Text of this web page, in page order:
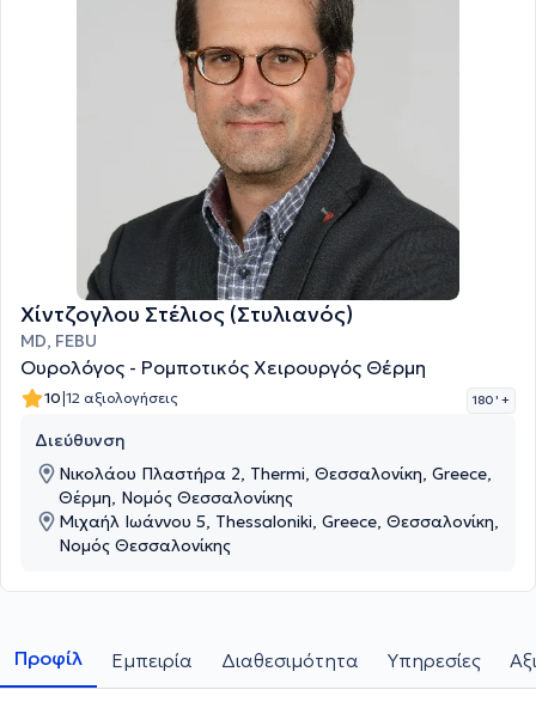
Χίντζογλου Στέλιος (Στυλιανός)
MD, FEBU
Ουρολόγος - Ρομποτικός Χειρουργός Θέρμη
10|12 αξιολογήσεις 180 ' +
Διεύθυνση
Νικολάου Πλαστήρα 2, Thermi, Θεσσαλονίκη, Greece,
Θέρμη, Νομός Θεσσαλονίκης
Μιχαήλ Ιωάννου 5, Thessaloniki, Greece, Θεσσαλονίκη,
Νομός Θεσσαλονίκης
Προφίλ Εμπειρία Διαθεσιμότητα Υπηρεσίες